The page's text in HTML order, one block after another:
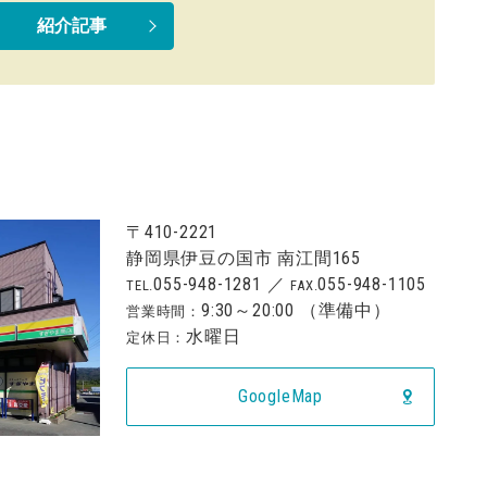
紹介記事
〒410-2221
静岡県伊豆の国市 南江間165
TEL.055-948-1281 ／FAX.055-948-1105
営業時間： 9:30 ～20:00 （準備中）
定休日：水曜日
GoogleMap